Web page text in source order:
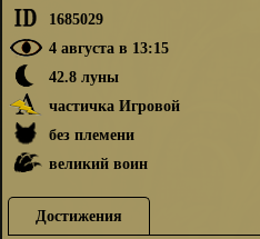
1685029
4 августа в 13:15
42.8 луны
частичка Игровой
без племени
великий воин
Достижения